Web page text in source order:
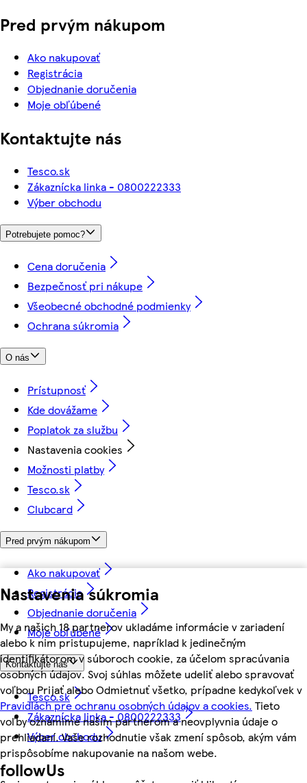
Nastavenia súkromia
My a našich 18 partnerov ukladáme informácie v zariadení
alebo k nim pristupujeme, napríklad k jedinečným
identifikátorom v súboroch cookie, za účelom spracúvania
osobných údajov. Svoj súhlas môžete udeliť alebo spravovať
voľbou Prijať alebo Odmietnuť všetko, prípadne kedykoľvek v
Pravidlách pre ochranu osobných údajov a cookies. Tieto
voľby oznámime našim partnerom a neovplyvnia údaje o
prehliadaní. Vaše rozhodnutie však zmení spôsob, akým vám
prispôsobíme nakupovanie na našom webe.
Pred prvým nákupom
Ako nakupovať
Registrácia
Objednanie doručenia
Moje obľúbené
Kontaktujte nás
Tesco.sk
Zákaznícka linka - 0800222333
Výber obchodu
Potrebujete pomoc?
Cena doručenia
Bezpečnosť pri nákupe
Všeobecné obchodné podmienky
Ochrana súkromia
O nás
Prístupnosť
Kde dovážame
Poplatok za službu
Nastavenia cookies
Možnosti platby
Tesco.sk
Clubcard
Pred prvým nákupom
Ako nakupovať
Registrácia
Objednanie doručenia
Moje obľúbené
Kontaktujte nás
Tesco.sk
Zákaznícka linka - 0800222333
Výber obchodu
followUs